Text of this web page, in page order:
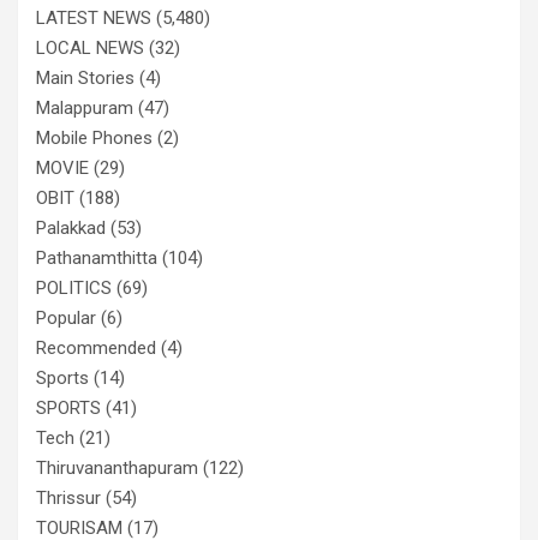
LATEST NEWS (5,480)
LOCAL NEWS (32)
Main Stories (4)
Malappuram (47)
Mobile Phones (2)
MOVIE (29)
OBIT (188)
Palakkad (53)
Pathanamthitta (104)
POLITICS (69)
Popular (6)
Recommended (4)
Sports (14)
SPORTS (41)
Tech (21)
Thiruvananthapuram (122)
Thrissur (54)
TOURISAM (17)